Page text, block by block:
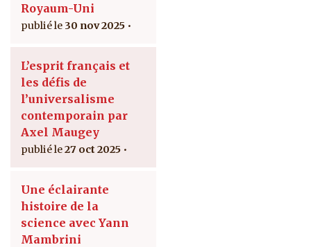
Royaum-Uni
30 nov 2025
L’esprit français et
les défis de
l’universalisme
contemporain par
Axel Maugey
27 oct 2025
Une éclairante
histoire de la
science avec Yann
Mambrini